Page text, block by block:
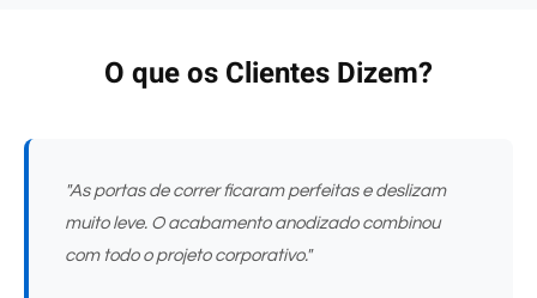
O que os Clientes Dizem?
"As portas de correr ficaram perfeitas e deslizam
muito leve. O acabamento anodizado combinou
com todo o projeto corporativo."